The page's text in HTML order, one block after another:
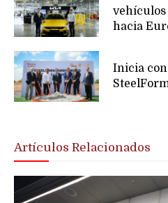
vehículos
hacia
Inicia
Artículos Relacionados